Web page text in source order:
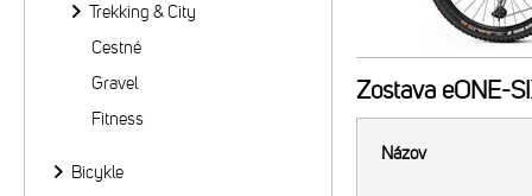
Zostava eONE-
Názov
Trekking & City
Cestné
Gravel
Fitness
Bicykle